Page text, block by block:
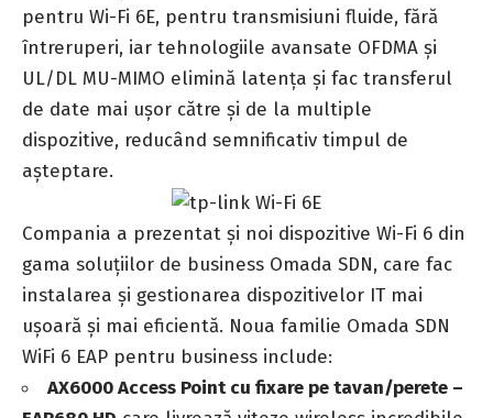
pentru Wi-Fi 6E, pentru transmisiuni fluide, fără
întreruperi, iar tehnologiile avansate OFDMA și
UL/DL MU-MIMO elimină latența și fac transferul
de date mai ușor către și de la multiple
dispozitive, reducând semnificativ timpul de
așteptare.
Compania a prezentat și noi dispozitive Wi-Fi 6 din
gama soluțiilor de business Omada SDN, care fac
instalarea și gestionarea dispozitivelor IT mai
ușoară și mai eficientă. Noua familie Omada SDN
WiFi 6 EAP pentru business include:
AX6000 Access Point cu fixare pe tavan/perete –